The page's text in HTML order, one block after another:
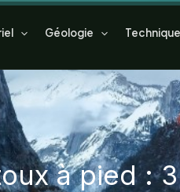
Géologie
à pied :